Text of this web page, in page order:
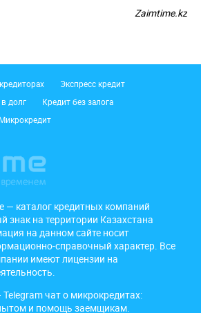
Zaimtime.kz
Экспресс кредит
долг
Кредит без залога
Микрокредит
— каталог кредитных компаний
знак на территории Казахстана
на данном сайте носит
справочный характер. Все
имеют лицензии на
Telegram чат о микрокредитах:
и помощь заемщикам.